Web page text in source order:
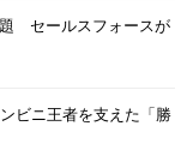
題 セールスフォースが
ビニ王者を支えた「勝